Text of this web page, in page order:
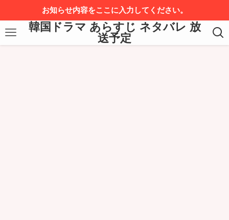
お知らせ内容をここに入力してください。
韓国ドラマ あらすじ ネタバレ 放
送予定